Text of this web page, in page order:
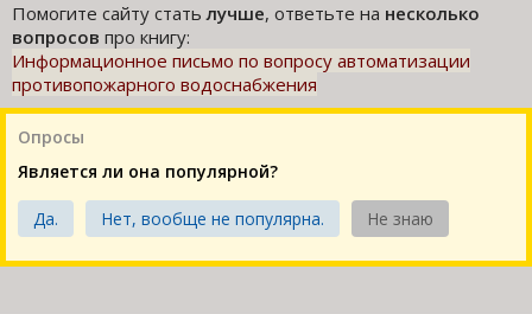
Помогите сайту статьлучше, ответьте на несколько
вопросов про книгу:
Информационное письмо по вопросу автоматизации
противопожарного водоснабжения
Опросы
Является ли она популярной?
Да. Нет, вообще не популярна. Не знаю